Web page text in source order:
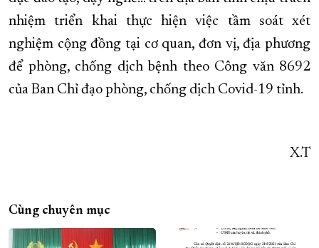
nhiệm triển khai thực hiện việc tầm soát xét
nghiệm cộng đồng tại cơ quan, đơn vị, địa phương
để phòng, chống dịch bệnh theo Công văn 8692
của Ban Chỉ đạo phòng, chống dịch Covid-19 tỉnh.
X.T
Cùng chuyên mục